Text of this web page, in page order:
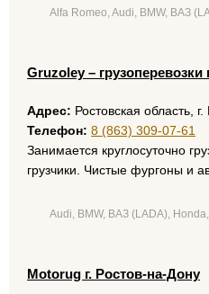
Alfa Romeo, Audi, BMW, ВАЗ
Gruzoley – грузоперевозки
Адрес: Ростовская область,
Телефон: 8 (863) 309-07-61
Занимается круглосуточно
грузчики. Чистые фургоны и
Audi, BMW, ВАЗ (LADA),
Motorug г. Ростов-на-Дону